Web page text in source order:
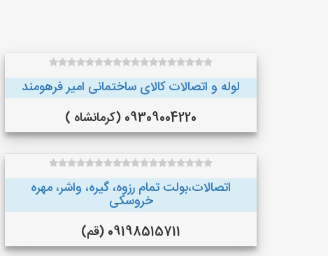
لوله و اتصالات کالای ساختمانی امیر فرهومند
09309004220 (کرمانشاه )
اتصالات،بولت تمام رزوه، گیره، واشر، مهره
خروسکی
09198515711 (قم)